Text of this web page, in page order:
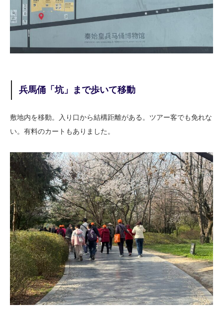
兵馬俑「坑」まで歩いて移動
敷地内を移動。入り口から結構距離がある。ツアー客でも免れな
い。有料のカートもありました。